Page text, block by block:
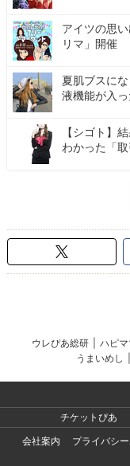
アイツの思
リマ」開催
夏肌ブスに
液機能が入
【シゴト】
わかった「
ウレぴあ総研 ハピ
うまいめし
チケットぴあ
会社案内
プライバシ